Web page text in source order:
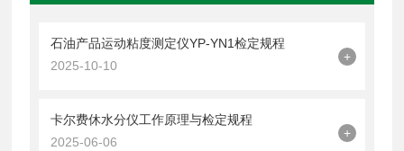
石油产品运动粘度测定仪YP-YN1检定规程
2025-10-10
+
卡尔费休水分仪工作原理与检定规程
2025-06-06
+